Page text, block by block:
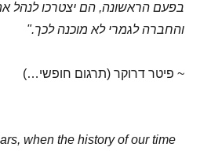
בפעם הראשונה, הם יצטרכו לנהל
והחברה לגמרי לא מוכנה לכך."
~ פיטר דרוקר (תרגום חופשי…)
when the history of our time